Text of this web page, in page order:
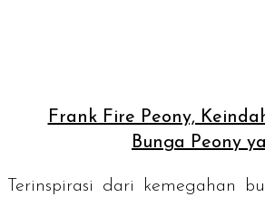
Frank Fire Peony,
Bunga Peony
Terinspirasi dari kemegahan